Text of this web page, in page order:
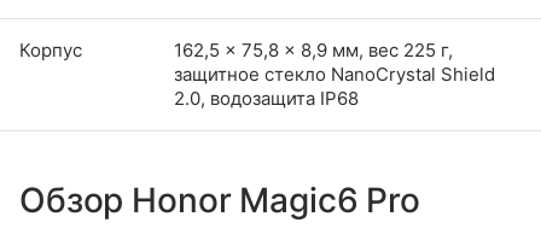
Корпус
162,5 x 75,8 x 8,9 мм, вес 225 г,
защитное стекло NanoCrystal Shield
2.0, водозащита IP68
Обзор Honor Magic6 Pro